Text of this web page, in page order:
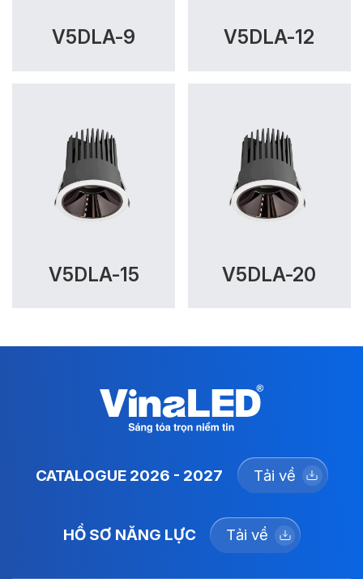
V5DLA-9 V5DLA-12
V5DLA-15 V5DLA-20
CATALOGUE 2026 - 2027 Tải về
HỒ SƠ NĂNG LỰC Tải về